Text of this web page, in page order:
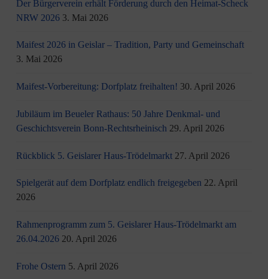
Der Bürgerverein erhält Förderung durch den Heimat-Scheck
NRW 2026 3. Mai 2026
Maifest 2026 in Geislar – Tradition, Party und Gemeinschaft
3. Mai 2026
Maifest-Vorbereitung: Dorfplatz freihalten! 30. April 2026
Jubiläum im Beueler Rathaus: 50 Jahre Denkmal- und
Geschichtsverein Bonn-Rechtsrheinisch 29. April 2026
Rückblick 5. Geislarer Haus-Trödelmarkt 27. April 2026
Spielgerät auf dem Dorfplatz endlich freigegeben 22. April
2026
Rahmenprogramm zum 5. Geislarer Haus-Trödelmarkt am
26.04.2026 20. April 2026
Frohe Ostern 5. April 2026